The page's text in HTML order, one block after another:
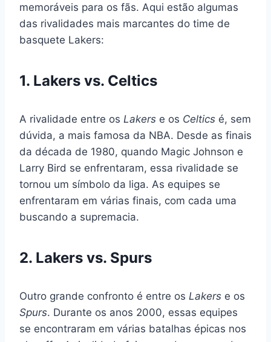
memoráveis para os fãs. Aqui estão algumas
das rivalidades mais marcantes do time de
basquete Lakers:
1. Lakers vs. Celtics
A rivalidade entre os Lakers e os Celtics é, sem
dúvida, a mais famosa da NBA. Desde as finais
da década de 1980, quando Magic Johnson e
Larry Bird se enfrentaram, essa rivalidade se
tornou um símbolo da liga. As equipes se
enfrentaram em várias finais, com cada uma
buscando a supremacia.
2. Lakers vs. Spurs
Outro grande confronto é entre os Lakers e os
Spurs. Durante os anos 2000, essas equipes
se encontraram em várias batalhas épicas nos